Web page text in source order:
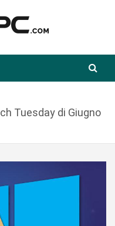
Tuesday di Giugno